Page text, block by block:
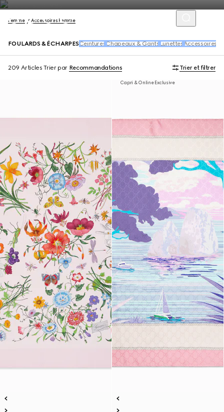
Femme Accessoires Femme
FOULARDS & ÉCHARPES Ceintures Chapeaux & Gants Lunettes Accessoires
209 Articles Trier par Recommandations Trier et filtrer
Capri & Online Exclusive